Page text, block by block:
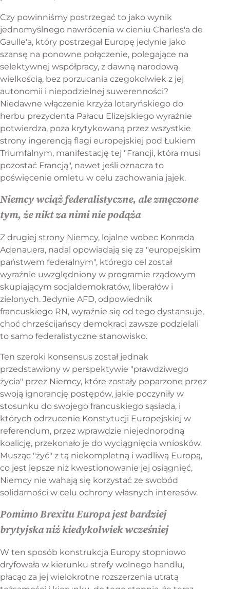
Czy powinniśmy postrzegać to jako wynik
jednomyślnego nawrócenia w cieniu Charles'a de
Gaulle'a, który postrzegał Europę jedynie jako
szansę na ponowne połączenie, polegające na
selektywnej współpracy, z dawną narodową
wielkością, bez porzucania czegokolwiek z jej
autonomii i niepodzielnej suwerenności?
Niedawne włączenie krzyża lotaryńskiego do
herbu prezydenta Pałacu Elizejskiego wyraźnie
potwierdza, poza krytykowaną przez wszystkie
strony ingerencją flagi europejskiej pod Łukiem
Triumfalnym, manifestację tej "Francji, która musi
pozostać Francją", nawet jeśli oznacza to
poświęcenie omletu w celu zachowania jajek.
Niemcy wciąż federalistyczne, ale zmęczone
tym, że nikt za nimi nie podąża
Z drugiej strony Niemcy, lojalne wobec Konrada
Adenauera, nadal opowiadają się za "europejskim
państwem federalnym", którego cel został
wyraźnie uwzględniony w programie rządowym
skupiającym socjaldemokratów, liberałów i
zielonych. Jedynie AFD, odpowiednik
francuskiego RN, wyraźnie się od tego dystansuje,
choć chrześcijańscy demokraci zawsze podzielali
to samo federalistyczne stanowisko.
Ten szeroki konsensus został jednak
przedstawiony w perspektywie "prawdziwego
życia" przez Niemcy, które zostały poparzone przez
swoją ignorancję postępów, jakie poczyniły w
stosunku do swojego francuskiego sąsiada, i
których odrzucenie Konstytucji Europejskiej w
referendum, przez wprawdzie niejednorodną
koalicję, przekonało je do wyciągnięcia wniosków.
Musząc "żyć" z tą niekompletną i wadliwą Europą,
co jest lepsze niż kwestionowanie jej osiągnięć,
Niemcy nie wahają się korzystać ze swobód
solidarności w celu ochrony własnych interesów.
Pomimo Brexitu Europa jest bardziej
brytyjska niż kiedykolwiek wcześniej
W ten sposób konstrukcja Europy stopniowo
dryfowała w kierunku strefy wolnego handlu,
płacąc za jej wielokrotne rozszerzenia utratą